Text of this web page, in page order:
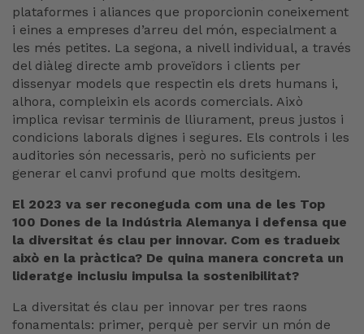
plataformes i aliances que proporcionin coneixement
i eines a empreses d’arreu del món, especialment a
les més petites. La segona, a nivell individual, a través
del diàleg directe amb proveïdors i clients per
dissenyar models que respectin els drets humans i,
alhora, compleixin els acords comercials. Això
implica revisar terminis de lliurament, preus justos i
condicions laborals dignes i segures. Els controls i les
auditories són necessaris, però no suficients per
generar el canvi profund que molts desitgem.
El 2023 va ser reconeguda com una de les Top
100 Dones de la Indústria Alemanya i defensa que
la diversitat és clau per innovar. Com es tradueix
això en la pràctica? De quina manera concreta un
lideratge inclusiu impulsa la sostenibilitat?
La diversitat és clau per innovar per tres raons
fonamentals: primer, perquè per servir un món de